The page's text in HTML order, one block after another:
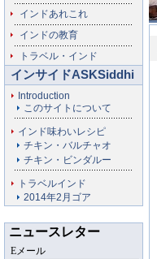
インドあれこれ
インドの教育
トラベル・インド
インサイドASKSiddhi
Introduction
このサイトについて
インド味わいレシピ
チキン・バルチャオ
チキン・ビンダルー
トラベルインド
2014年2月ゴア
ニュースレター
Eメール